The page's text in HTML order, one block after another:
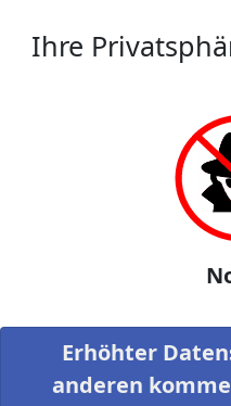
Ihre
Erhöhter
anderen